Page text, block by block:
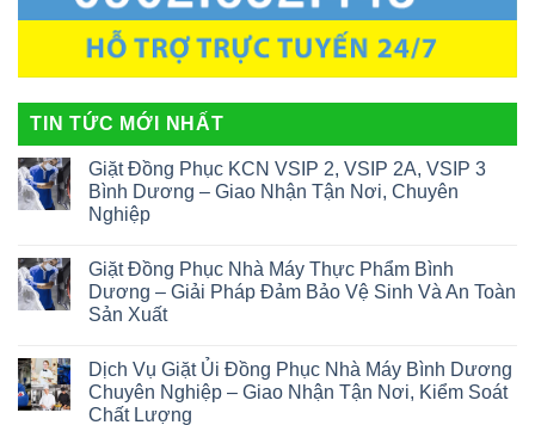
TIN TỨC MỚI NHẤT
Giặt Đồng Phục KCN VSIP 2, VSIP 2A, VSIP 3
Bình Dương – Giao Nhận Tận Nơi, Chuyên
Nghiệp
Giặt Đồng Phục Nhà Máy Thực Phẩm Bình
Dương – Giải Pháp Đảm Bảo Vệ Sinh Và An Toàn
Sản Xuất
Dịch Vụ Giặt Ủi Đồng Phục Nhà Máy Bình Dương
Chuyên Nghiệp – Giao Nhận Tận Nơi, Kiểm Soát
Chất Lượng